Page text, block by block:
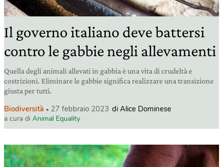
Il governo italiano deve battersi
contro le gabbie negli allevamenti
Quella degli animali allevati in gabbia è una vita di crudeltà e
costrizioni. Eliminare le gabbie significa realizzare una transizione
giusta per tutti.
Biodiversità 27 febbraio 2023 di Alice Dominese
a cura di Animal Equality